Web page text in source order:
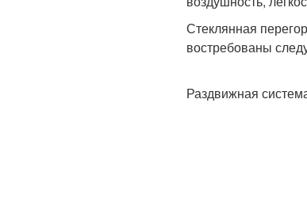
Стеклянная
востребованы
Раздвижная